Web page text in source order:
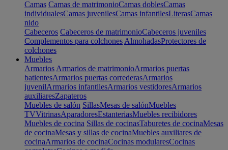
Camas Camas de matrimonioCamas doblesCamas
individualesCamas juvenilesCamas infantilesLiterasCamas
nido
Cabeceros Cabeceros de matrimonioCabeceros juveniles
Complementos para colchones AlmohadasProtectores de
colchones
Muebles
Armarios Armarios de matrimonioArmarios puertas
batientesArmarios puertas correderasArmarios
juvenilArmarios infantilesArmarios vestidoresArmarios
auxiliaresZapateros
Muebles de salón SillasMesas de salónMuebles
TVVitrinasAparadoresEstanteriasMuebles recibidores
Muebles de cocina Sillas de cocinasTaburetes de cocinaMesas
de cocinaMesas y sillas de cocinaMuebles auxiliares de
cocinaArmarios de cocinaCocinas modularesCocinas